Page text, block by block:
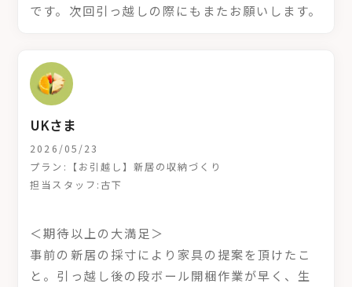
です。次回引っ越しの際にもまたお願いします。
UKさま
2026/05/23
プラン:【お引越し】新居の収納づくり
担当スタッフ:古下
＜期待以上の大満足＞
事前の新居の採寸により家具の提案を頂けたこ
と。引っ越し後の段ボール開梱作業が早く、生